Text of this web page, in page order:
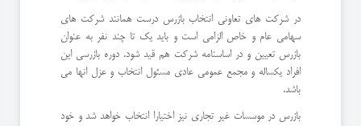
در شرکت های تعاونی انتخاب بازرس درست همانند شرکت های
سهامی عام و خاص الزامی است و باید یک تا چند نفر به عنوان
بازرس تعیین و در اساسنامه شرکت هم قید شود. دوره بازرسی این
افراد یکساله و مجمع عمومی عادی مسئول انتخاب و عزل انها می
باشد.
بازرس در موسسات غیر تجاری نیز اختیارا انتخاب خواهد شد و خود